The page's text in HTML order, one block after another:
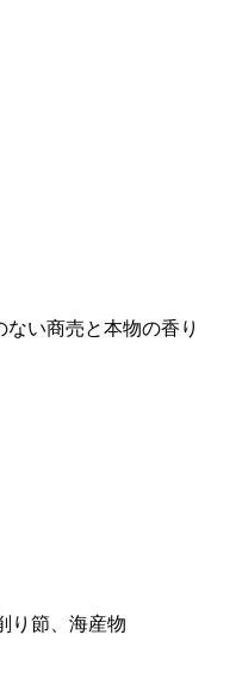
い商売と本物の香り
り節、海産物